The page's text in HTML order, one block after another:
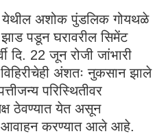
येथील अशोक पुंडलिक गोयथळे
पडून घरावरील सिमेंट
दि. 22 जून रोजी जांभारी
अंशतः नुकसान झाले
परिस्थितीवर
ठेवण्यात येत असून
आवाहन करण्यात आले आहे.